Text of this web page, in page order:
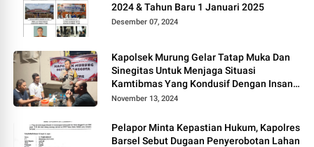
2024 & Tahun Baru 1 Januari 2025
Desember 07, 2024
Kapolsek Murung Gelar Tatap Muka Dan
Sinegitas Untuk Menjaga Situasi
Kamtibmas Yang Kondusif Dengan Insan
Pers
November 13, 2024
Pelapor Minta Kepastian Hukum, Kapolres
Barsel Sebut Dugaan Penyerobotan Lahan